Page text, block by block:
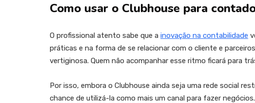
Como usar o Clubhouse para
O profissional atento sabe que a inovação na contabilidade
práticas e na forma de se relacionar com o cliente e
vertiginosa. Quem não acompanhar esse ritmo ficará para
Por isso, embora o Clubhouse ainda seja uma rede social
chance de utilizá-la como mais um canal para fazer